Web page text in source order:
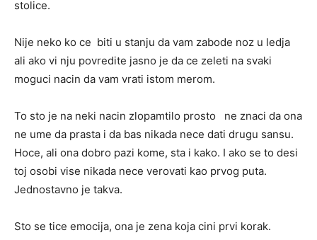
stolice.
Nije neko ko ce biti u stanju da vam zabode noz u ledja
ali ako vi nju povredite jasno je da ce zeleti na svaki
moguci nacin da vam vrati istom merom.
To sto je na neki nacin zlopamtilo prosto ne znaci da ona
ne ume da prasta i da bas nikada nece dati drugu sansu.
Hoce, ali ona dobro pazi kome, sta i kako. I ako se to desi
toj osobi vise nikada nece verovati kao prvog puta.
Jednostavno je takva.
Sto se tice emocija, ona je zena koja cini prvi korak.